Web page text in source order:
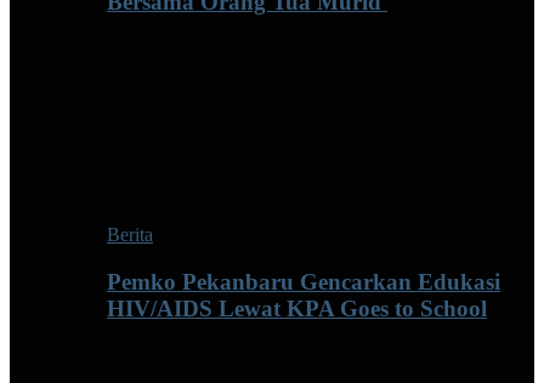
Berita
Pemko Pekanbaru Gencarkan Edukasi
HIV/AIDS Lewat KPA Goes to School